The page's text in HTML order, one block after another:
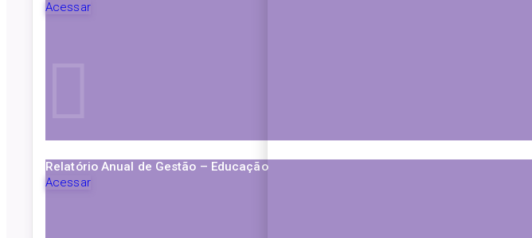
Acessar
Relatório Anual de Gestão – Educação
Acessar